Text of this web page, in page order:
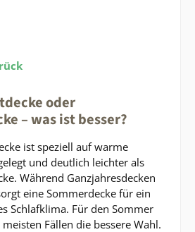
oder
– was ist besser?
ist speziell auf warme
und deutlich leichter als
Während Ganzjahresdecken
eine Sommerdecke für ein
Schlafklima. Für den Sommer
Fällen die bessere Wahl.